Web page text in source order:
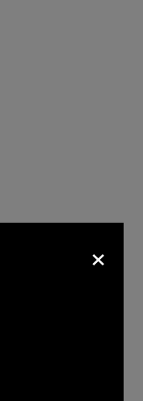
Leonard
Indonesia.
pemerintah,
minyak.
pelat
rinci
×